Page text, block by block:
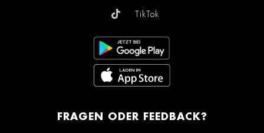
TikTok
FRAGEN ODER FEEDBACK?